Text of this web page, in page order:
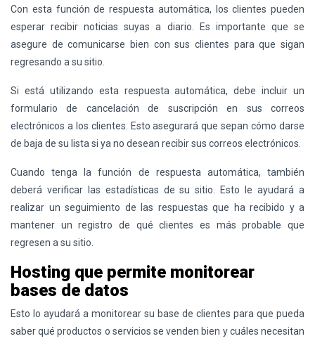
Con esta función de respuesta automática, los clientes pueden
esperar recibir noticias suyas a diario. Es importante que se
asegure de comunicarse bien con sus clientes para que sigan
regresando a su sitio.
Si está utilizando esta respuesta automática, debe incluir un
formulario de cancelación de suscripción en sus correos
electrónicos a los clientes. Esto asegurará que sepan cómo darse
de baja de su lista si ya no desean recibir sus correos electrónicos.
Cuando tenga la función de respuesta automática, también
deberá verificar las estadísticas de su sitio. Esto le ayudará a
realizar un seguimiento de las respuestas que ha recibido y a
mantener un registro de qué clientes es más probable que
regresen a su sitio.
Hosting que permite monitorear
bases de datos
Esto lo ayudará a monitorear su base de clientes para que pueda
saber qué productos o servicios se venden bien y cuáles necesitan